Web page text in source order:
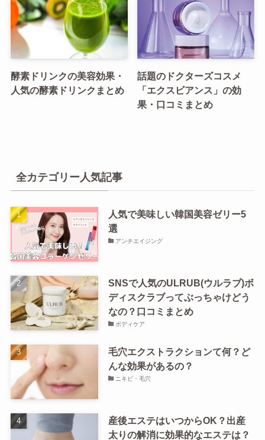
酵素ドリンクの美容効果・
人気の酵素ドリンクまとめ
話題のドクターズコスメ
「エクスビアンス」の効
果・口コミまとめ
全カテゴリー人気記事
人気で美味しい韓国美容ゼリー5
選
アンチエイジング
SNSで人気のULRUB(ウルラブ)ボ
ディスクラブってぶっちゃけどう
なの？口コミまとめ
ボディケア
毛穴エクストラクションて何？ど
んな効果があるの？
ニキビ・毛穴
産後エステはいつからOK？出産
太りの解消に効果的なエステは？